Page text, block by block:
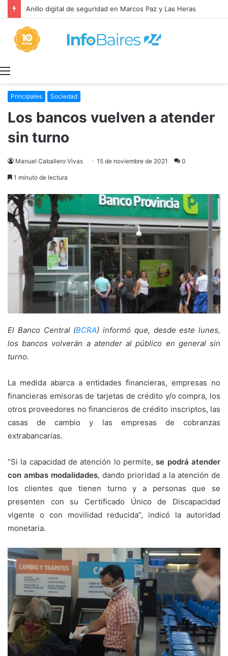
Anillo digital de seguridad en Marcos Paz y Las Heras
Principales Sociedad
Los bancos vuelven a atender
sin turno
Manuel Caballero Vivas 15 de noviembre de 2021 0
1 minuto de lectura
El Banco Central (BCRA) informó que, desde este lunes,
los bancos volverán a atender al público en general sin
turno.
La medida abarca a entidades financieras, empresas no
financieras emisoras de tarjetas de crédito y/o compra, los
otros proveedores no financieros de crédito inscriptos, las
casas de cambio y las empresas de cobranzas
extrabancarias.
“Si la capacidad de atención lo permite,se podrá atender
con ambas modalidades, dando prioridad a la atención de
los clientes que tienen turno y a personas que se
presenten con su Certificado Único de Discapacidad
vigente o con movilidad reducida”, indicó la autoridad
monetaria.